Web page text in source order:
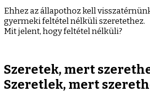
Ehhez az állapothoz kell
gyermeki feltétel nélküli szeretethez.
Mit jelent, hogy feltétel nélküli?
Szeretek, mert
Szeretlek, mert